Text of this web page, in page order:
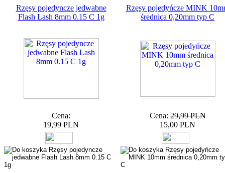
Rzęsy pojedyncze jedwabne
Flash Lash 8mm 0.15 C 1g
Cena:
19,99 PLN
Rzęsy pojedyńcze MINK
średnica 0,20mm typ C
Cena: 29,99 PLN
15,00 PLN